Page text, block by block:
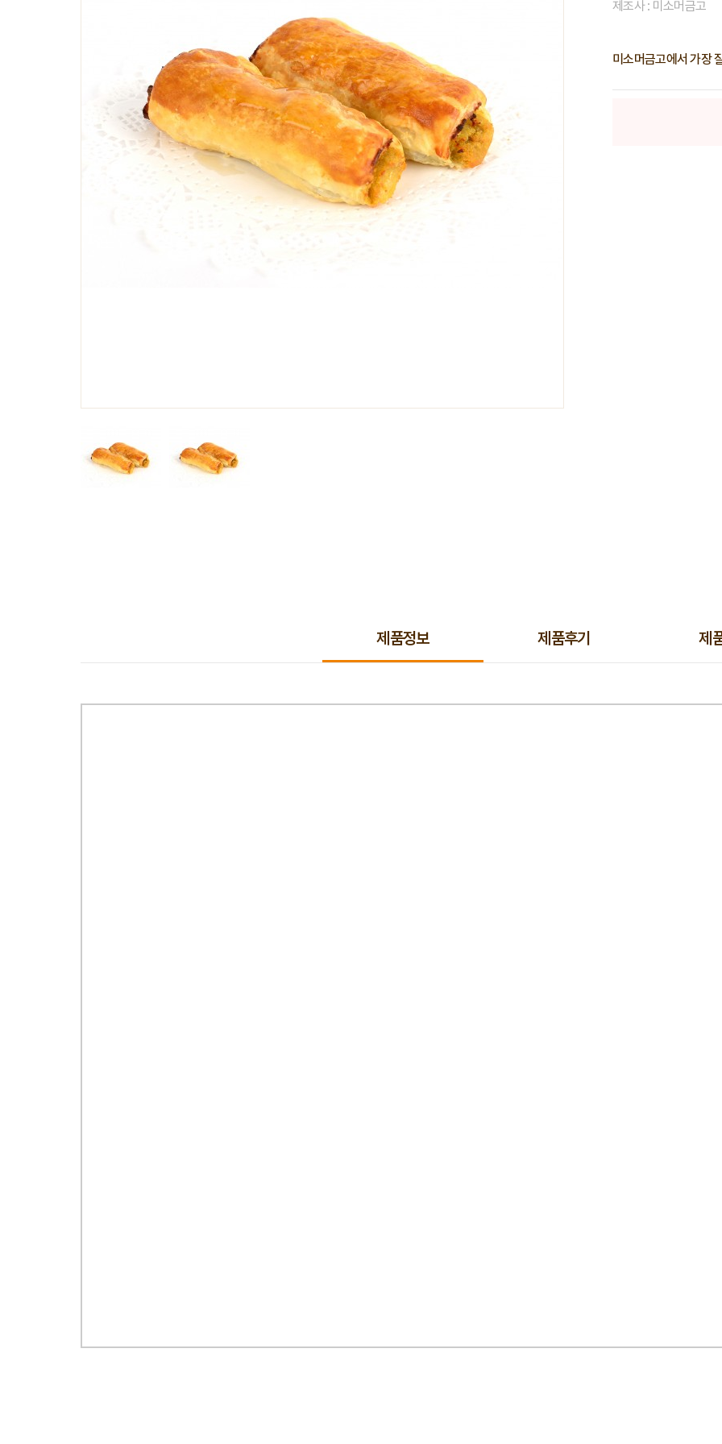
제조사 : 미소머금고
미소머금고에서 가장
제품정보 제품후기 제